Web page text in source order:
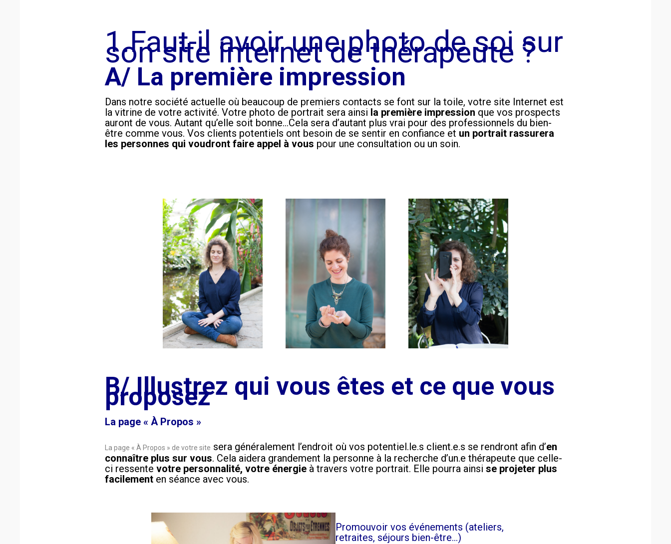
1.Faut-il avoir une photo de soi sur
son site Internet de thérapeute ?
A/ La première impression
Dans notre société actuelle où beaucoup de premiers contacts se font sur la toile, votre site Internet est
la vitrine de votre activité. Votre photo de portrait sera ainsi la première impression que vos prospects
auront de vous. Autant qu’elle soit bonne…Cela sera d’autant plus vrai pour des professionnels du bien-
être comme vous. Vos clients potentiels ont besoin de se sentir en confiance et un portrait rassurera
les personnes qui voudront faire appel à vous pour une consultation ou un soin.
B/ Illustrez qui vous êtes et ce que vous
proposez
La page « À Propos »
La page « À Propos » de votre site sera généralement l’endroit où vos potentiel.le.s client.e.s se rendront afin d’en
connaître plus sur vous. Cela aidera grandement la personne à la recherche d’un.e thérapeute que celle-
ci ressentevotre personnalité, votre énergie à travers votre portrait. Elle pourra ainsise projeter plus
facilement en séance avec vous.
Promouvoir vos événements (ateliers,
retraites, séjours bien-être…)